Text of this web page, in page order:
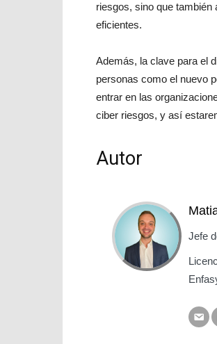
riesgos, sino que
eficientes.
Además, la clave para el
personas como el nuevo
entrar en las
ciber riesgos, y así
Autor
Jefe